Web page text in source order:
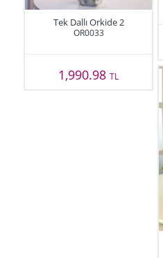
Tek Dallı Orkide 2
OR0033
1,990.98TL